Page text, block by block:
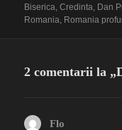
pe
Biserica,Credinta, Dan
Romania, Romania
2 comentarii la
Flo